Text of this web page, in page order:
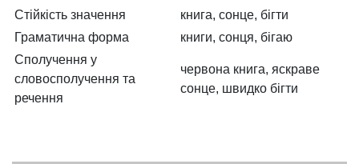
Стійкість значення
книга, сонце, бігти
Граматична форма
книги, сонця, бігаю
Сполучення у
словосполучення та
речення
червона книга, яскраве
сонце, швидко бігти